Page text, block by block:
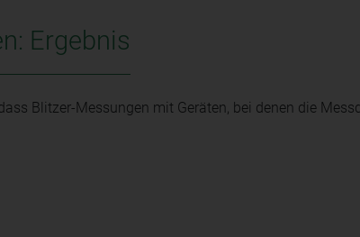
Ergebnis
Blitzer-Messungen mit Geräten, bei denen die